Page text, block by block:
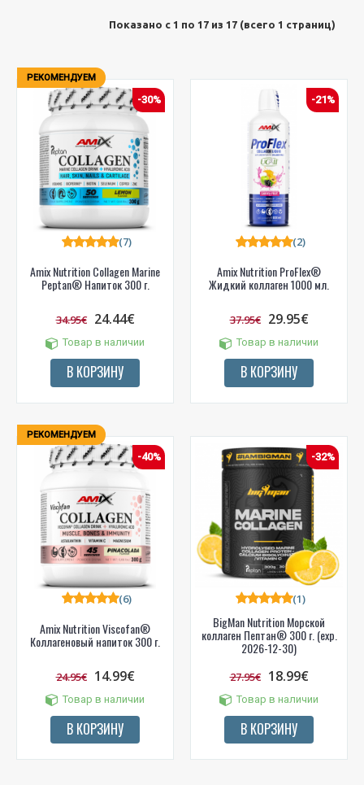
Показано с 1 по 17 из 17 (всего 1 страниц)
РЕКОМЕНДУЕМ
-30%
Amix Nutrition Collagen Marine
Peptan® Напиток 300 г.
(7)
34.95€ 24.44€
Товар в наличии
В КОРЗИНУ
-21%
Amix Nutrition ProFlex®
Жидкий коллаген 1000 мл.
(2)
37.95€ 29.95€
Товар в наличии
В КОРЗИНУ
РЕКОМЕНДУЕМ
-40%
Amix Nutrition Viscofan®
Коллагеновый напиток 300 г.
(6)
24.95€ 14.99€
Товар в наличии
В КОРЗИНУ
-32%
BigMan Nutrition Морской
коллаген Пептан® 300 г. (exp.
2026-12-30)
(1)
27.95€ 18.99€
Товар в наличии
В КОРЗИНУ